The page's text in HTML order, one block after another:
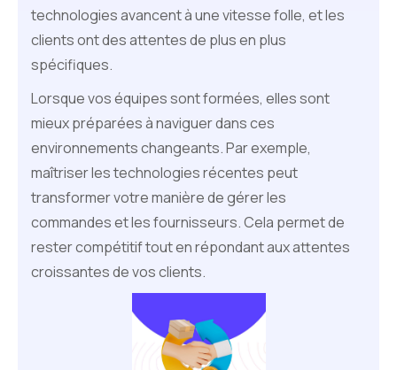
technologies avancent à une vitesse folle, et les
clients ont des attentes de plus en plus
spécifiques.
Lorsque vos équipes sont formées, elles sont
mieux préparées à naviguer dans ces
environnements changeants. Par exemple,
maîtriser les technologies récentes peut
transformer votre manière de gérer les
commandes et les fournisseurs. Cela permet de
rester compétitif tout en répondant aux attentes
croissantes de vos clients.